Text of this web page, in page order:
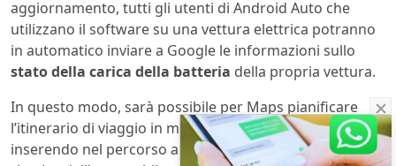
aggiornamento, tutti gli utenti di Android Auto che
utilizzano il software su una vettura elettrica potranno
in automatico inviare a Google le informazioni sullo
stato della carica della batteria della propria vettura.
In questo modo, sarà possibile per Maps pianificare
l’itinerario di viaggio in maniera ancora più precisa,
inserendo nel percorso anchele eventuali sosteper la